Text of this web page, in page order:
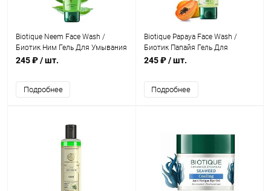
Biotique Neem Face Wash /
Биотик Ним Гель Для Умывания
100 мл
245 ₽/ шт.
Подробнее
Biotique Papaya Face Wash /
Биотик Папайя Гель Для
Умывания 100 мл
245 ₽/ шт.
Подробнее